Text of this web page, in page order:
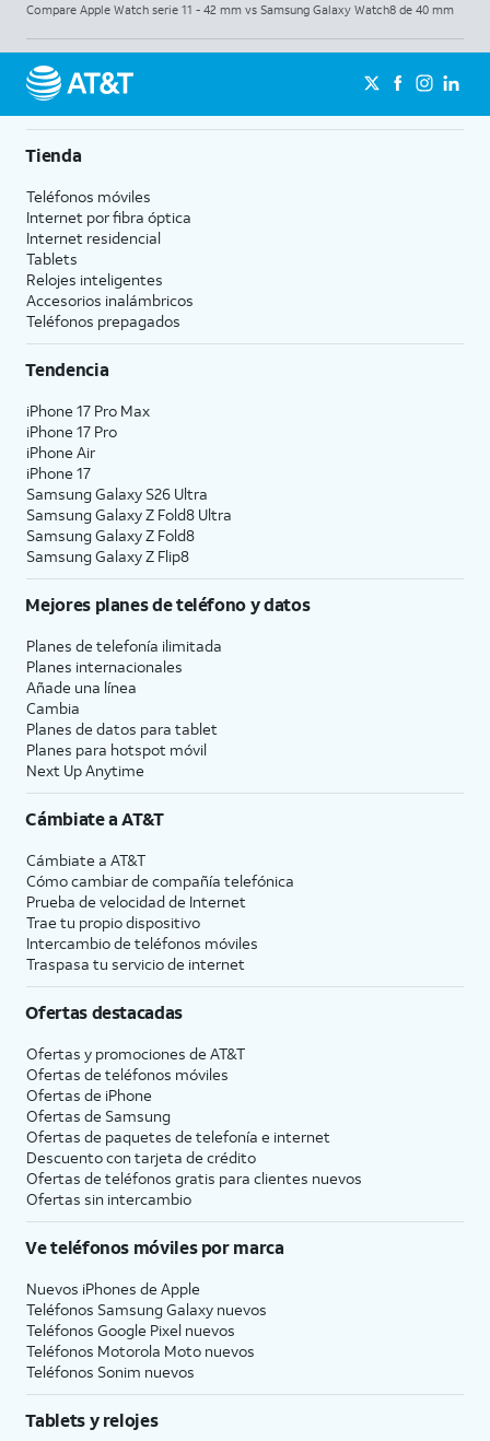
Compare Apple Watch serie 11 - 42 mm vs Samsung Galaxy Watch8 de 40 mm
Tienda
Teléfonos móviles
Internet por fibra óptica
Internet residencial
Tablets
Relojes inteligentes
Accesorios inalámbricos
Teléfonos prepagados
Tendencia
iPhone 17 Pro Max
iPhone 17 Pro
iPhone Air
iPhone 17
Samsung Galaxy S26 Ultra
Samsung Galaxy Z Fold8 Ultra
Samsung Galaxy Z Fold8
Samsung Galaxy Z Flip8
Mejores planes de teléfono y datos
Planes de telefonía ilimitada
Planes internacionales
Añade una línea
Cambia
Planes de datos para tablet
Planes para hotspot móvil
Next Up Anytime
Cámbiate aAT&T
Cámbiate a AT&T
Cómo cambiar de compañía telefónica
Prueba de velocidad de Internet
Trae tu propio dispositivo
Intercambio de teléfonos móviles
Traspasa tu servicio de internet
Ofertas destacadas
Ofertas y promociones de AT&T
Ofertas de teléfonos móviles
Ofertas de iPhone
Ofertas de Samsung
Ofertas de paquetes de telefonía e internet
Descuento con tarjeta de crédito
Ofertas de teléfonos gratis para clientes nuevos
Ofertas sin intercambio
Ve teléfonos móviles por marca
Nuevos iPhones de Apple
Teléfonos Samsung Galaxy nuevos
Teléfonos Google Pixel nuevos
Teléfonos Motorola Moto nuevos
Teléfonos Sonim nuevos
Tablets y relojes